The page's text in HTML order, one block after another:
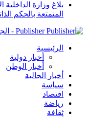
بلاغ وزارة
المتمتعة بالحكم
Publisher - الجالية - موقع إلكتروني إخباري
الرئيسية
أخبار دولية
أخبار الوطن
أخبار الجالية
سياسة
اقتصاد
رياضة
ثقافة